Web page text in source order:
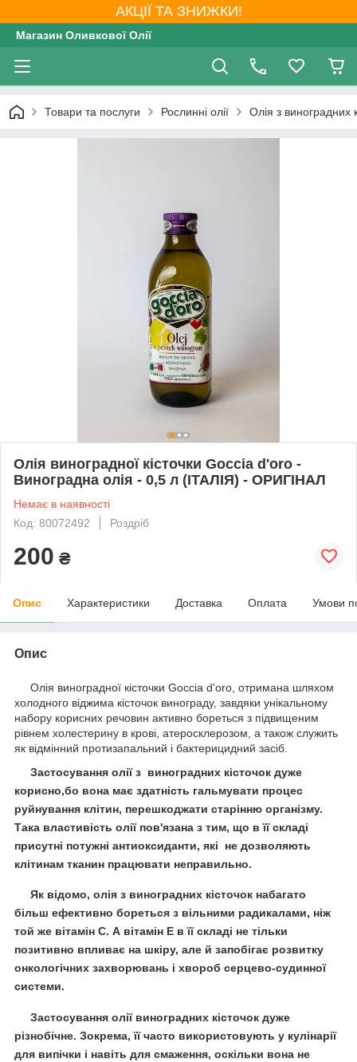
АКЦІЇ ТА ЗНИЖКИ!
Магазин Оливкової Олії
Товари та послуги Рослинні олії Олія з виноградних
Олія виноградної кісточки Goccia d'oro -
Виноградна олія - 0,5 л (ІТАЛІЯ) - ОРИГІНАЛ
Немає в наявності
Код: 80072492
Роздріб
200 ₴
Опис Характеристики Доставка Оплата Умови
Опис
Олія виноградної кісточки Goccia d'oro, отримана шляхом
холодного віджима кісточок винограду, завдяки унікальному
набору корисних речовин активно бореться з підвищеним
рівнем холестерину в крові, атеросклерозом, а також служить
як відмінний протизапальний і бактерицидний засіб.
Застосування олії з виноградних кісточок дуже
корисно,бо вона має здатність гальмувати процес
руйнування клітин, перешкоджати старінню організму.
Така властивість олії пов'язана з тим, що в її складі
присутні потужні антиоксиданти, які не дозволяють
клітинам тканин працювати неправильно.
Як відомо, олія з виноградних кісточок набагато
більш ефективно бореться з вільними радикалами, ніж
той же вітамін С. А вітамін Е в її складі не тільки
позитивно впливає на шкіру, але й запобігає розвитку
онкологічних захворювань і хвороб серцево-судинної
системи.
Застосування олії виноградних кісточок дуже
різнобічне. Зокрема, її часто використовують у кулінарії
для випічки і навіть для смаження, оскільки вона не